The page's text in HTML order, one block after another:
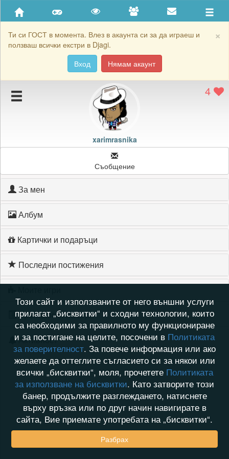
×
Ти си ГОСТ в момента. Влез в акаунта си за да играеш и
ползваш всички екстри в Djagi.
Вход
Нямам акаунт
Приятели
Хронология на игри
Подаръците на xarimrasnika
Картичките на xarimrasnika
Блокирай xarimrasnika
4
xarimrasnika
Съобщение
За мен
Албум
Картички и подаръци
Последни постижения
Хронология на игри
Активност
Този сайт и използваните от него външни услуги
прилагат „бисквитки“ и сходни технологии, които
са необходими за правилното му функциониране
и за постигане на целите, посочени в Политиката
за поверителност. За повече информация или ако
желаете да оттеглите съгласието си за някои или
всички „бисквитки“, моля, прочетете Политиката
за използване на бисквитки. Като затворите този
банер, продължите разглеждането, натиснете
върху връзка или по друг начин навигирате в
сайта, Вие приемате употребата на „бисквитки“.
Разбрах